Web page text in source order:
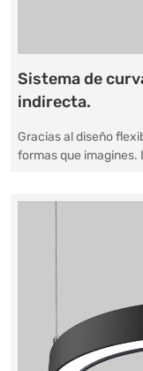
Sistema de
indirecta.
Gracias al diseño
formas que imagines.